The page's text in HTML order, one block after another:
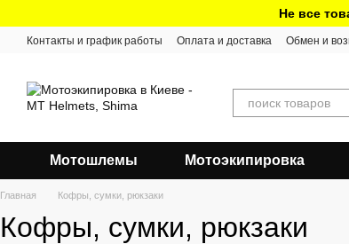
Не все
Контакты и график работы Оплата и доставка Обмен и
Мотошлемы Мотоэкипировка
Главная Кофры, сумки, рюкзаки
Кофры, сумки, рюкзаки